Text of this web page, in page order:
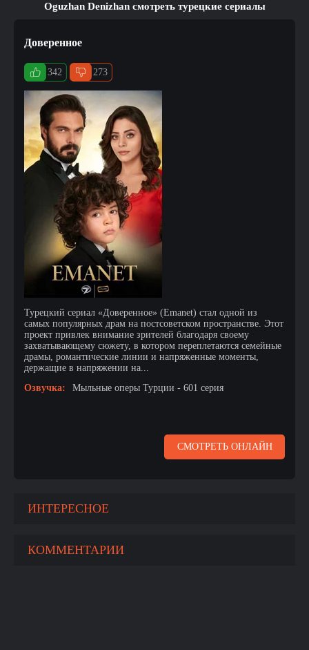
Oguzhan Denizhan смотреть турецкие сериалы
Доверенное
342 273
Турецкий сериал «Доверенное» (Emanet) стал одной из
самых популярных драм на постсоветском пространстве. Этот
проект привлек внимание зрителей благодаря своему
захватывающему сюжету, в котором переплетаются семейные
драмы, романтические линии и напряженные моменты,
держащие в напряжении на...
Озвучка:
Мыльные оперы Турции - 601 серия
СМОТРЕТЬ ОНЛАЙН
ИНТЕРЕСНОЕ
КОММЕНТАРИИ